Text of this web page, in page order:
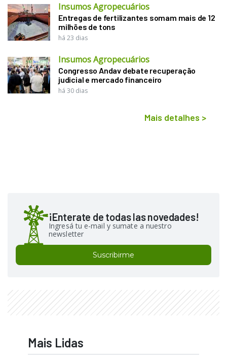
Insumos Agropecuários
Entregas de fertilizantes somam mais de 12
milhões de tons
há 23 dias
Insumos Agropecuários
Congresso Andav debate recuperação
judicial e mercado financeiro
há 30 dias
Mais detalhes >
¡Enterate de todas las novedades!
Ingresá tu e-mail y sumate a nuestro
newsletter
Suscribirme
Mais Lidas